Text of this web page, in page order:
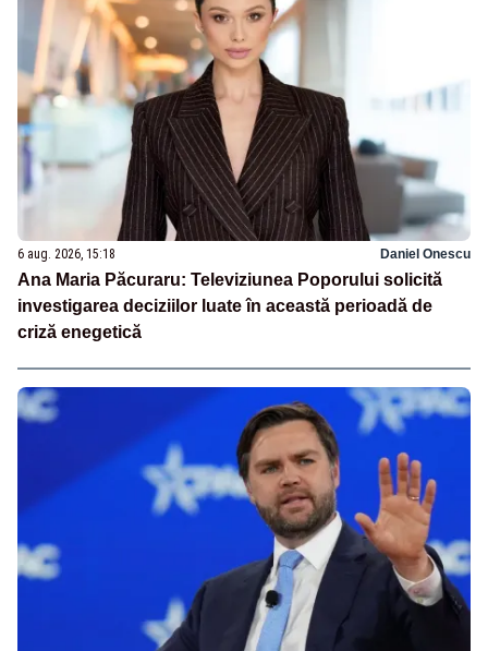
6 aug. 2026, 15:18 Daniel Onescu
Ana Maria Păcuraru: Televiziunea Poporului solicită
investigarea deciziilor luate în această perioadă de
criză enegetică